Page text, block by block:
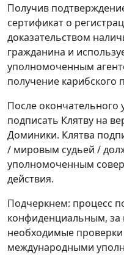
Получив
сертификат о
доказательством
гражданина и
уполномоченным
получение карибского
После окончательного
подписать Клятву на
Доминики. Клятва
/ мировым судьей /
уполномоченным
действия.
Подчеркнем: процесс
конфиденциальным, за
необходимые проверки
международными